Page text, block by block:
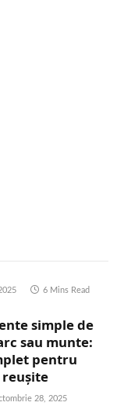
6 Mins Read
simple de
sau munte:
pentru
28, 2025